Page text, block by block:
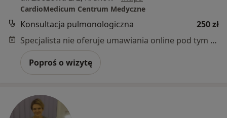
CardioMedicum Centrum Medyczne
Konsultacja pulmonologiczna
250 zł
Specjalista nie oferuje umawiania online pod tym adresem.
Poproś o wizytę